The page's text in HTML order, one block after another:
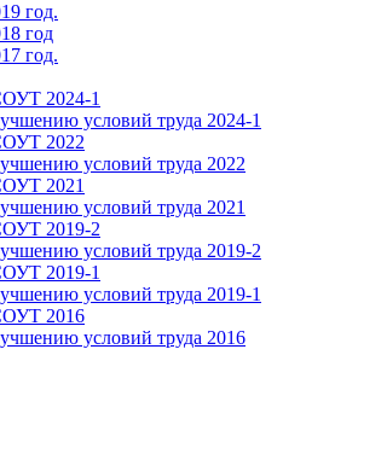
год.
год
год.
2024-1
условий труда 2024-1
2022
условий труда 2022
2021
условий труда 2021
2019-2
условий труда 2019-2
2019-1
условий труда 2019-1
2016
условий труда 2016